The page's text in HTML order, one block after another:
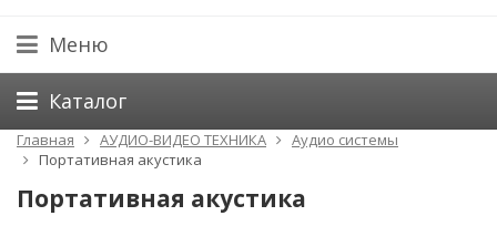
Меню
Каталог
Главная АУДИО-ВИДЕО ТЕХНИКА
Аудио системы
Портативная акустика
Портативная акустика